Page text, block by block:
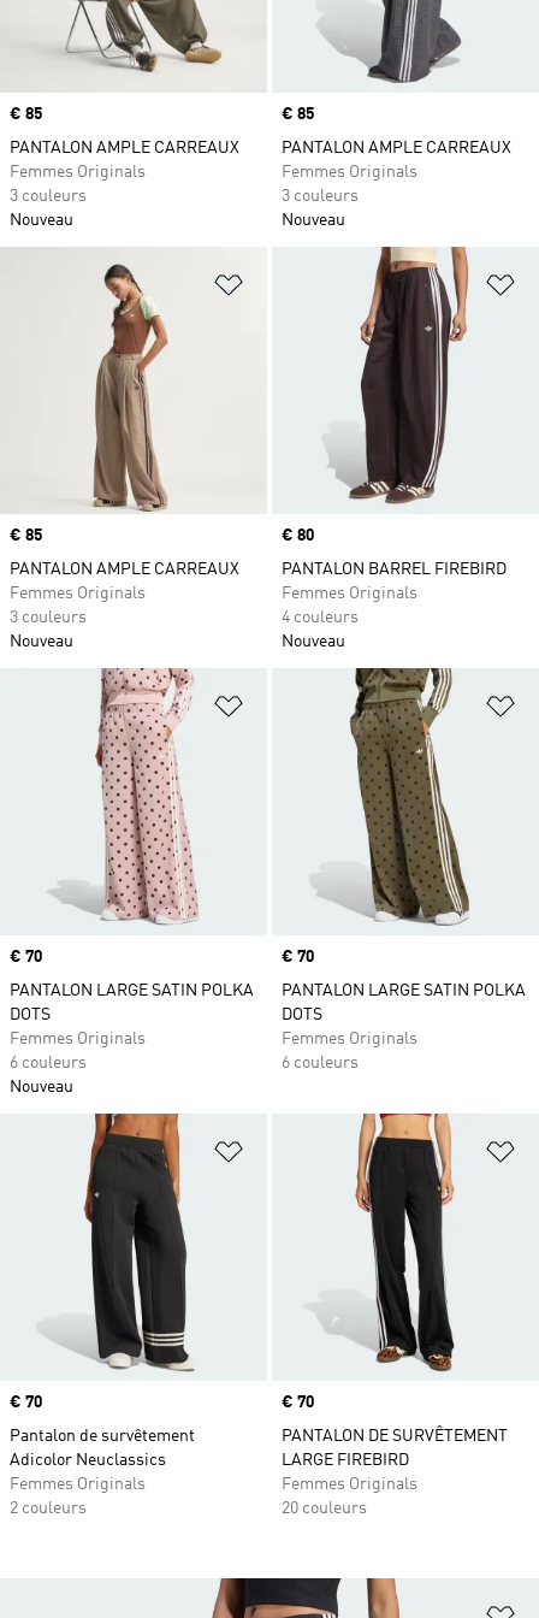
Prix
€ 85
PANTALON AMPLE CARREAUX
Femmes Originals
3 couleurs
Nouveau
Prix
€ 85
PANTALON AMPLE CARREAUX
Femmes Originals
3 couleurs
Nouveau
Ajouter à la Liste de produits
Prix
€ 85
PANTALON AMPLE CARREAUX
Femmes Originals
3 couleurs
Nouveau
Prix
€ 80
PANTALON BARREL FIREBIRD
Femmes Originals
4 couleurs
Nouveau
Ajouter à la Liste de produits
Prix
€ 70
PANTALON LARGE SATIN POLKA
DOTS
Femmes Originals
6 couleurs
Nouveau
Prix
€ 70
PANTALON LARGE SATIN POLKA
DOTS
Femmes Originals
6 couleurs
Ajouter à la Liste de produits
Prix
€ 70
Pantalon de survêtement
Adicolor Neuclassics
Femmes Originals
2 couleurs
Prix
€ 70
PANTALON DE SURVÊTEMENT
LARGE FIREBIRD
Femmes Originals
20 couleurs